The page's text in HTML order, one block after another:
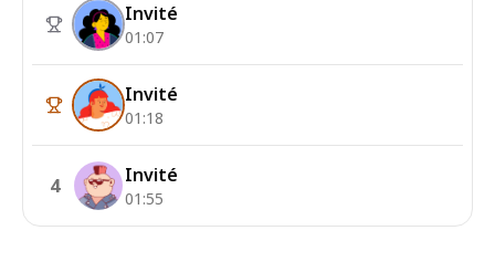
Invité
01:07
Invité
01:18
4 Invité
01:55